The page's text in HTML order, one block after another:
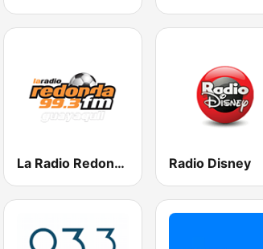
La Radio Redonda 99.3 FM Radio Disney